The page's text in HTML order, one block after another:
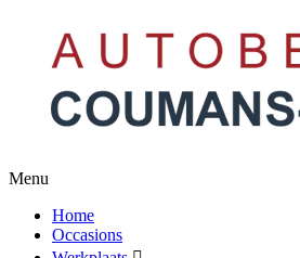
Menu
Home
Occasions